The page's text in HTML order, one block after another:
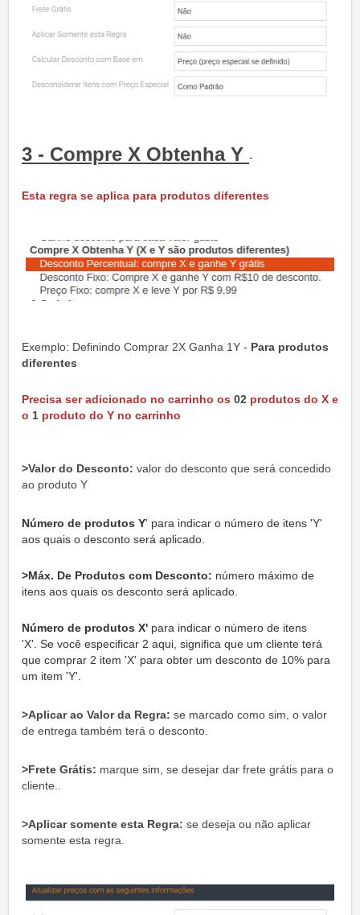
3 - Compre X Obtenha Y -
Esta regra se aplica para produtos diferentes
Exemplo: Definindo Comprar 2X Ganha 1Y - Para produtos
diferentes
Precisa ser adicionado no carrinho os 02 produtos do X e
o 1 produto do Y no carrinho
>Valor do Desconto: valor do desconto que será concedido
ao produto Y
Número de produtos Y' para indicar o número de itens 'Y'
aos quais o desconto será aplicado.
>Máx. De Produtos com Desconto: número máximo de
itens aos quais os desconto será aplicado.
Número de produtos X' para indicar o número de itens
'X'. Se você especificar 2 aqui, significa que um cliente terá
que comprar 2 item 'X' para obter um desconto de 10% para
um item 'Y'.
>Aplicar ao Valor da Regra: se marcado como sim, o valor
de entrega também terá o desconto.
>Frete Grátis: marque sim, se desejar dar frete grátis para o
cliente..
>Aplicar somente esta Regra: se deseja ou não aplicar
somente esta regra.